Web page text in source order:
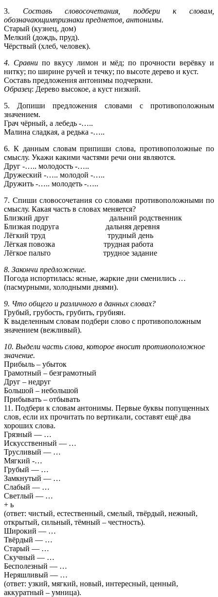
3. Составь словосочетания, подбери к словам,
обозначающимпризнаки предметов, антонимы.
Старый (кузнец, дом)
Мелкий (дождь, пруд).
Чёрствый (хлеб, человек).
4. Сравнипо вкусу лимон и мёд; по прочности верёвку и
нитку; по ширине ручей и течку; по высоте дерево и куст.
Составь предложения антонимы подчеркни.
Образец: Дерево высокое, а куст низкий.
5. Допиши предложения словами с противоположным
значением.
Грач чёрный, а лебедь -…..
Малина сладкая, а редька -…..
6. К данным словам припиши слова, противоположные по
смыслу. Укажи какими частями речи они являются.
Друг -….. молодость -…..
Дружеский -….. молодой -…..
Дружить -….. молодеть -…..
7. Спиши словосочетания со словами противоположными по
смыслу. Какая часть в словах меняется?
Близкий друг дальний родственник
Близкая подруга дальняя деревня
Лёгкий труд трудный день
Лёгкая повозка трудная работа
Лёгкое пальто трудное задание
8. Закончи предложение.
Погода испортилась: ясные, жаркие дни сменились …
(пасмурными, холодными днями).
9. Что общего и различного в данных словах?
Грубый, грубость, грубить, грубиян.
К выделенным словам подбери слово с противоположным
значением (вежливый).
10. Выдели часть слова, которое вносит противоположное
значение.
Прибыль – убыток
Грамотный – безграмотный
Друг – недруг
Большой – небольшой
Прибывать – отбывать
11. Подбери к словам антонимы. Первые буквы попущенных
слов, если их прочитать по вертикали, составят ещё два
хороших слова.
Грязный — …
Искусственный — …
Трусливый — …
Мягкий -…
Грубый — …
Замкнутый — …
Слабый — …
Светлый — …
+ ь
(ответ: чистый, естественный, смелый, твёрдый, нежный,
открытый, сильный, тёмный – честность).
Широкий — …
Твёрдый — …
Старый — …
Скучный — …
Бесполезный — …
Неряшливый — …
(ответ: узкий, мягкий, новый, интересный, ценный,
аккуратный – умница).